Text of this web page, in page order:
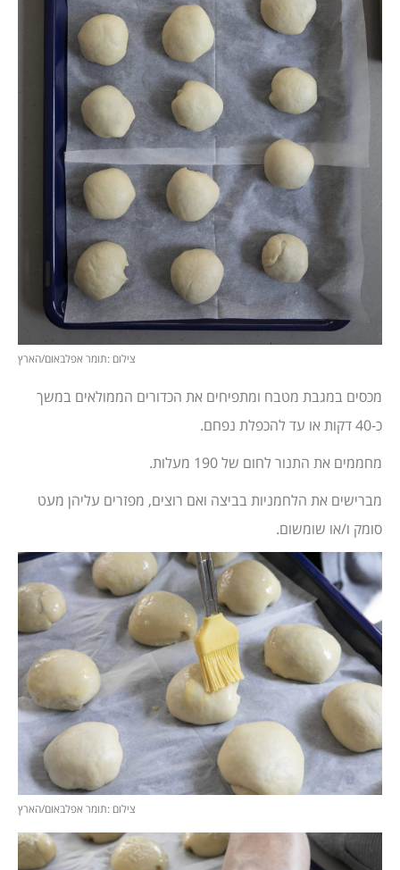
צילום :תומר אפלבאום/הארץ
מכסים במגבת מטבח ומתפיחים את הכדורים הממולאים במשך
כ-40 דקות או עד להכפלת נפחם.
מחממים את התנור לחום של 190 מעלות.
מברישים את הלחמניות בביצה ואם רוצים, מפזרים עליהן מעט
סומק ו/או שומשום.
צילום :תומר אפלבאום/הארץ